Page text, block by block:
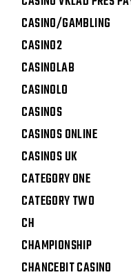
CASINO/GAMBLING
CASINO2
CASINOLAB
CASINOLO
CASINOS
CASINOS ONLINE
CASINOS UK
CATEGORY ONE
CATEGORY TWO
CH
CHAMPIONSHIP
CHANCEBIT CASINO